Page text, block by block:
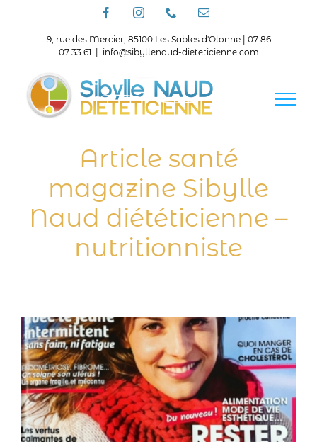
FacebookInstagramTéléphoneEmail
9, rue des Mercier, 85100 Les Sables d'Olonne | 07 86
07 33 61
info@sibyllenaud-dieteticienne.com
Article santé
magazine Sibylle
Naud diététicienne –
nutritionniste